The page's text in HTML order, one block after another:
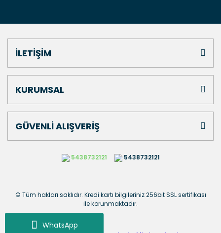
WhatsApp
İLETİŞİM
KURUMSAL
GÜVENLİ ALIŞVERİŞ
5438732121 5438732121
© Tüm hakları saklıdır. Kredi kartı bilgileriniz 256bit SSL sertifikası
ile korunmaktadır.